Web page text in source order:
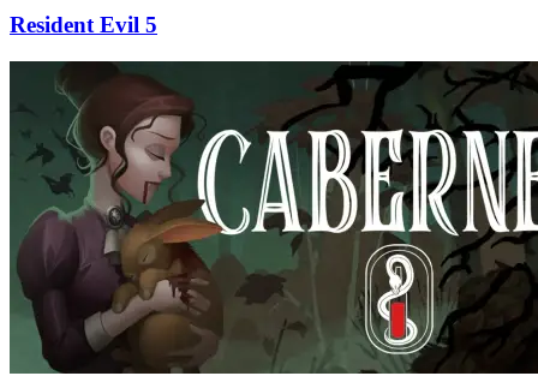
Resident Evil 5